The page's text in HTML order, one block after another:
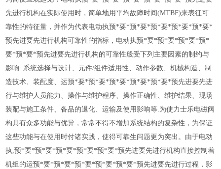
先进行机构在实际使用时，简单地用平均故障时间(MTBF)来表征可
靠性的特征量，并作为代表电动执预*要*预*要*预*要*预*要*预*要*
预先进要先进行机构可靠性的指标，电动执预*要*预*要*预*要*预*
要*预*要*预先进要先进行机构的可靠性般受下列主要因素的制约与
影响: 系统选择与设计、元件/组件适用性、动作参数、机械构造、制
造技术、装配度、运预*要*预*要*预*要*预*要*预*要*预先进要先进
行与维护人员能力、操作与维护程序、操作正确性、维护结果、现场
装配与施工条件、备品的退化、运输及使用影响等.为使力士乐电磁阀
构具有众多功能与优异，常常不得不增加系统结构的复杂性，为保证
这些功能与在使用时付诸实践，使得可靠生问题更为突出。由于电动
执,预*要*预*要*预*要*预*要*预*要*预先进要先进行机构直接控制着
机组的运预*要*预*要*预*要*预*要*预*要*预先进要先进行过程，影